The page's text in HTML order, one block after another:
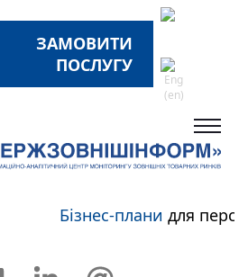
ЗАМОВИТИ
ПОСЛУГУ
Бізнес-планидля